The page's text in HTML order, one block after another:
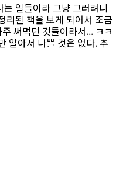
일들이라 그냥 그러려니
리된 책을 보게 되어서 조금
써먹던 것들이라서... ㅋㅋ
알아서 나쁠 것은 없다. 추